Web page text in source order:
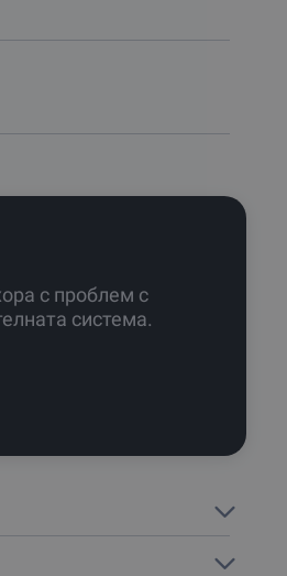
с проблем с
система.